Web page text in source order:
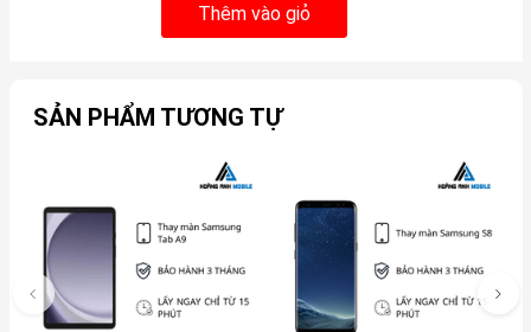
Thêm vào giỏ
SẢN PHẨM TƯƠNG TỰ